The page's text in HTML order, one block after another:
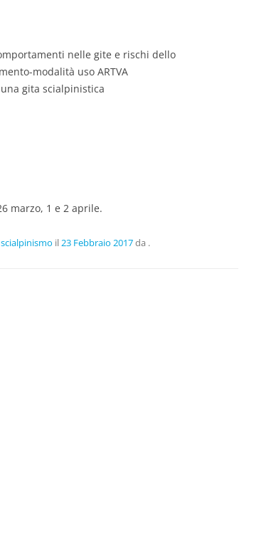
nelle gite e rischi dello
modalità uso ARTVA
gita scialpinistica
marzo, 1 e 2 aprile.
scialpinismo il23 Febbraio 2017da .